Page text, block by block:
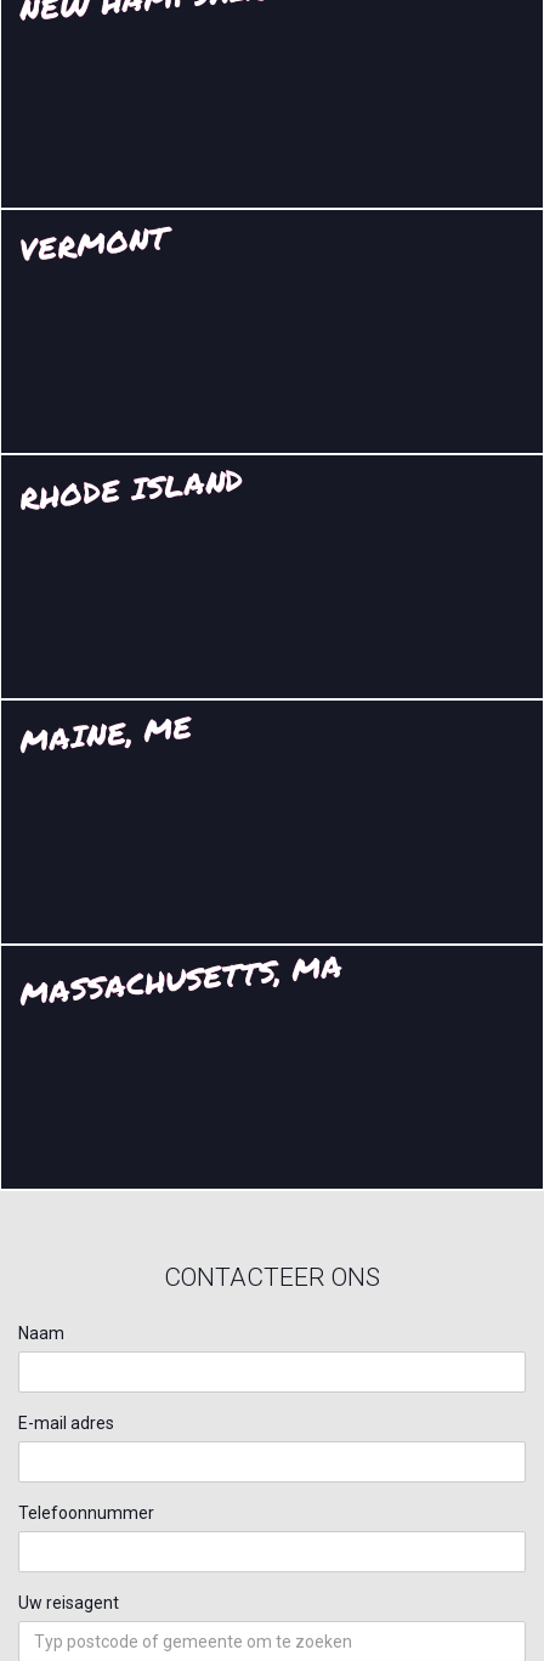
VERMONT
RHODE ISLAND
MAINE, ME
MASSACHUSETTS, MA
CONTACTEER ONS
Naam
E-mail adres
Telefoonnummer
Uw reisagent